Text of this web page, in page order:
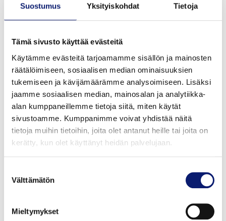
Suostumus Yksityiskohdat Tietoja
Tämä sivusto käyttää evästeitä
Käytämme evästeitä tarjoamamme sisällön ja mainosten
räätälöimiseen, sosiaalisen median ominaisuuksien
tukemiseen ja kävijämäärämme analysoimiseen. Lisäksi
jaamme sosiaalisen median, mainosalan ja analytiikka-
alan kumppaneillemme tietoja siitä, miten käytät
sivustoamme. Kumppanimme voivat yhdistää näitä
tietoja muihin tietoihin, joita olet antanut heille tai joita on
kerätty, kun olet käyttänyt heidän palvelujaan.
valinta
Välttämätön
Mieltymykset
yhdellä sovelluksella auttaa asiakkaitamme tekemään
enemmän sähköisiä matkoja."
Markus Bartenschlager, Digital Charging Solutions
GmbH:n kaupallinen johtaja, sanoo: “Olemme erittäin
iloisia uudesta kumppanuudesta Volvon kaltaisen vahvan
brändin kanssa, jonka päämääränä on 100-prosenttinen
sähköistäminen. Me DCS:llä haluamme jatkuvasti tehdä
lataamisesta helpompaa kaikille, ja olemme mielissämme,
kun voimme tarjota tämän palvelun myös Volvon
asiakkaille. Vuoden loppuun mennessä Volvon asiakkaat
ympäri Eurooppaa pääsevät hyötymään jatkuvasti